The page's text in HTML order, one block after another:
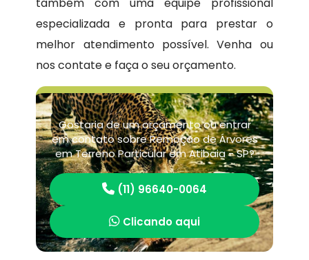
especializada e pronta para prestar o
melhor atendimento possível. Venha ou
nos contate e faça o seu orçamento.
Gostaria de um orçamento ou entrar
em contato sobre Remoção de Árvores
em Terreno Particular em Atibaia - SP?
(11) 96640-0064
Clicando aqui